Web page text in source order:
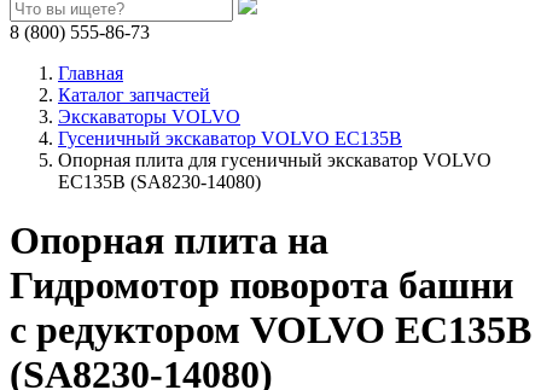
8 (800) 555-86-73
Главная
Каталог запчастей
Экскаваторы VOLVO
Гусеничный экскаватор VOLVO EC135B
Опорная плита для гусеничный экскаватор VOLVO
EC135B (SA8230-14080)
Опорная плита на
Гидромотор поворота башни
с редуктором VOLVO EC135B
(SA8230-14080)